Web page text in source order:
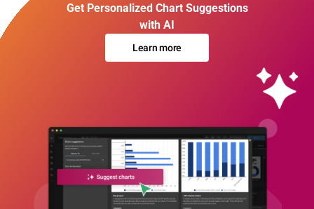
Get Personalized Chart Suggestions
with AI
Learn more